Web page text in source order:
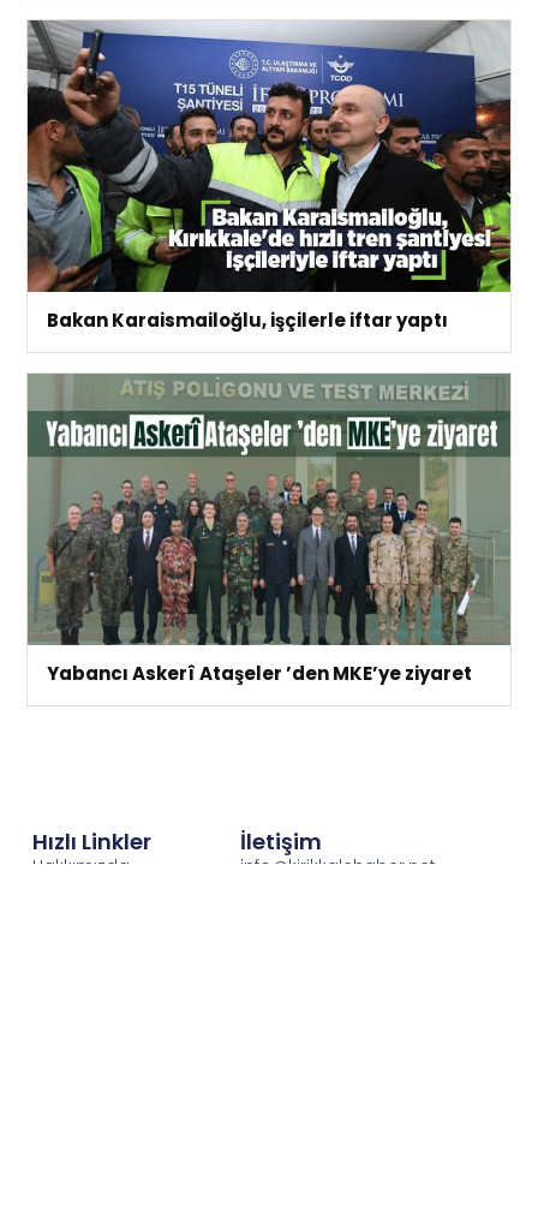
Bakan Karaismailoğlu, işçilerle iftar yaptı
Yabancı Askerî Ataşeler ’den MKE’ye ziyaret
Hızlı Linkler
Hakkımızda
İletişim
info@kirikkalehaber.net